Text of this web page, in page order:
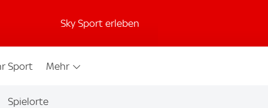
Sky Sport erleben
Sport Mehr
Spielorte